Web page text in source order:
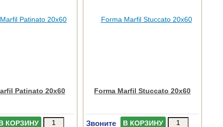
Patinato 20x60
КОРЗИНУ
Forma Marfil Stuccato 20x60
Звоните В КОРЗИНУ